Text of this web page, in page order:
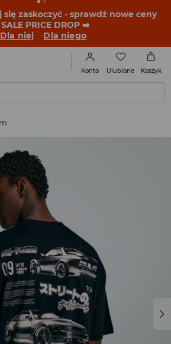
się zaskoczyć - sprawdź nowe ceny
PRICE DROP ➡️
Dla niej
Dla niego
Konto Ulubione Koszyk